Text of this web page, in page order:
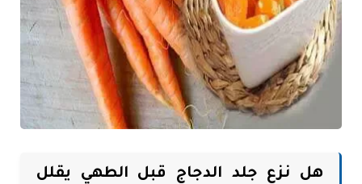
هل نزع جلد الدجاج قبل الطهي يقلل